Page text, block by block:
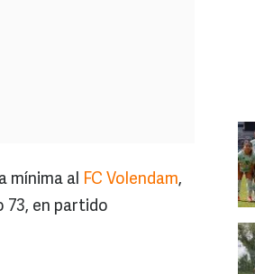
mínima al FC Volendam,
73, en partido